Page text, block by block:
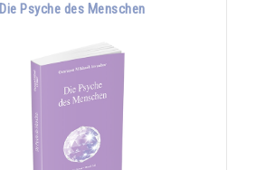
Die Psyche des Menschen